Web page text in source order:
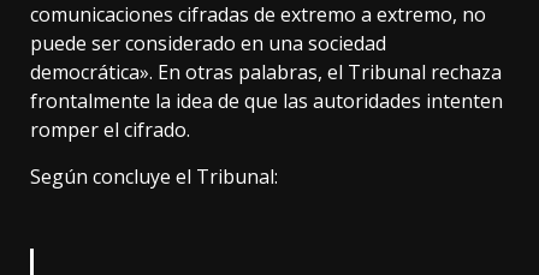
comunicaciones cifradas de extremo a extremo, no
puede ser considerado en una sociedad
democrática». En otras palabras, el Tribunal rechaza
frontalmente la idea de que las autoridades intenten
romper el cifrado.
Según concluye el Tribunal: